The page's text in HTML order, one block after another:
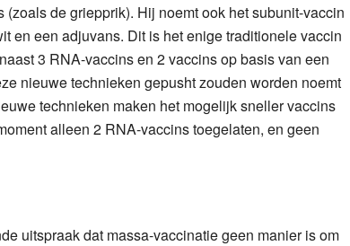
de griepprik). Hij noemt ook het subunit-vaccin
en een adjuvans. Dit is het enige traditionele vaccin
3 RNA-vaccins en 2 vaccins op basis van een
nieuwe technieken gepusht zouden worden noemt
technieken maken het mogelijk sneller vaccins
alleen 2 RNA-vaccins toegelaten, en geen
uitspraak dat massa-vaccinatie geen manier is om